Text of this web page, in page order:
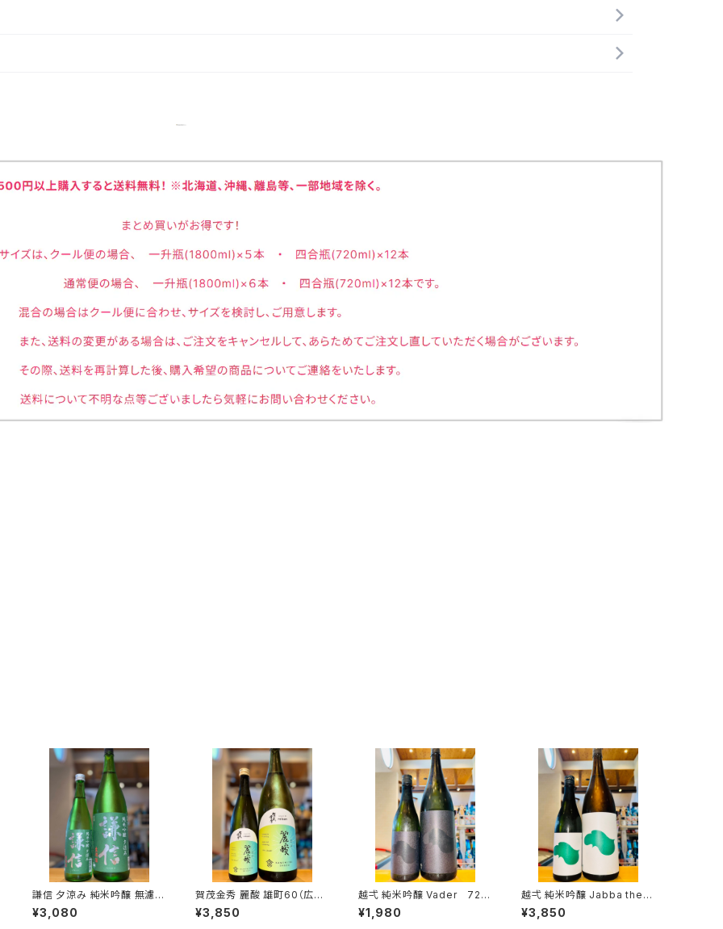
謙信 夕涼み 純米吟醸 無濾過
生 1800ml１本（池田屋酒造・
新潟県糸魚川市新鉄）
¥3,080
賀茂金秀 麗酸 雄町60（広島
限定）1800ml１本（金光酒
造・広島県東広島市黒瀬町）
¥3,850
越弌 純米吟醸 Vader 720
ml１本（株式会社越後鶴亀・
新潟県新潟市西蒲区竹野町）
¥1,980
越弌 純米吟醸 Jabba the H
1800ml１本（株式会社越
後鶴亀・新潟県新潟市西蒲区
¥3,850